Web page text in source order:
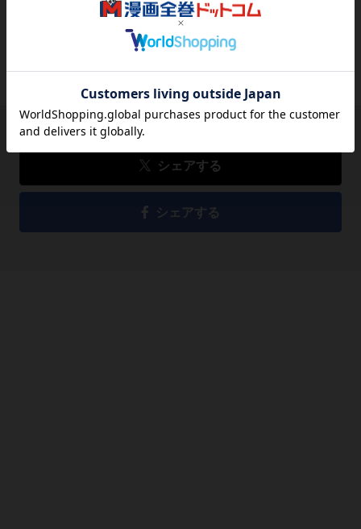
2,420 円 税込
シェアする
シェアする